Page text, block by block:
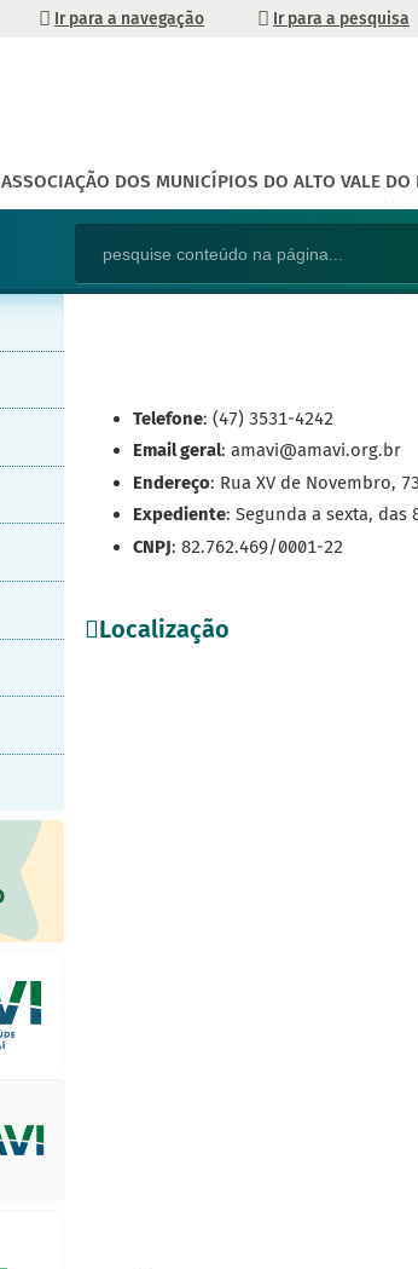
Ir para a navegação Ir para a pesquisa
ASSOCIAÇÃO DOS MUNICÍPIOS DO ALTO VALE DO
Telefone: (47) 3531-4242
Email geral: amavi@amavi.org.br
Endereço: Rua XV de Novembro,
Expediente: Segunda a sexta, das
CNPJ: 82.762.469/0001-22
Localização